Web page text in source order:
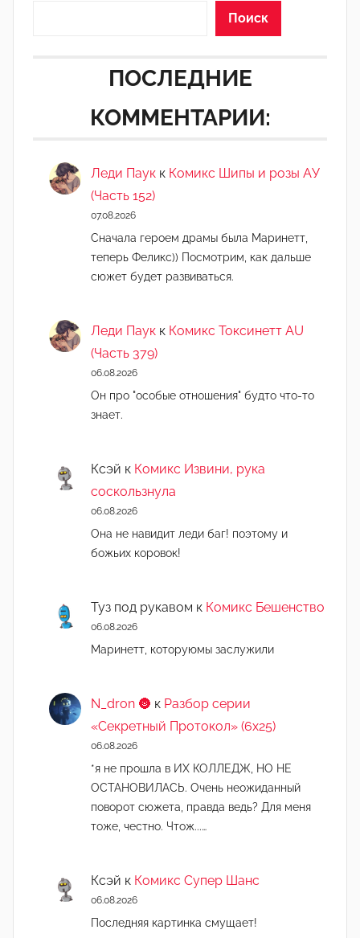
Поиск
ПОСЛЕДНИЕ
КОММЕНТАРИИ:
Леди Паук к Комикс Шипы и розы АУ
(Часть 152)
07.08.2026
Сначала героем драмы была Маринетт,
теперь Феликс)) Посмотрим, как дальше
сюжет будет развиваться.
Леди Паук к Комикс Токсинетт AU
(Часть 379)
06.08.2026
Он про "особые отношения" будто что-то
знает.
Ксэй к Комикс Извини, рука
соскользнула
06.08.2026
Она не навидит леди баг! поэтому и
божьих коровок!
Туз под рукавом к Комикс Бешенство
06.08.2026
Маринетт, которуюмы заслужили
N_dron 🌚 к Разбор серии
«Секретный Протокол» (6х25)
06.08.2026
*я не прошла в ИХ КОЛЛЕДЖ, НО НЕ
ОСТАНОВИЛАСЬ. Очень неожиданный
поворот сюжета, правда ведь? Для меня
тоже, честно. Чтож...…
Ксэй к Комикс Супер Шанс
06.08.2026
Последняя картинка смущает!